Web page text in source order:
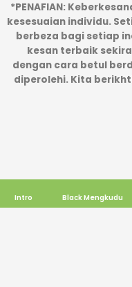
*PENAFIAN:
kesesuaian individu.
berbeza bagi setiap
kesan terbaik
dengan cara betul
diperolehi. Kita
Intro Black Mengkudu